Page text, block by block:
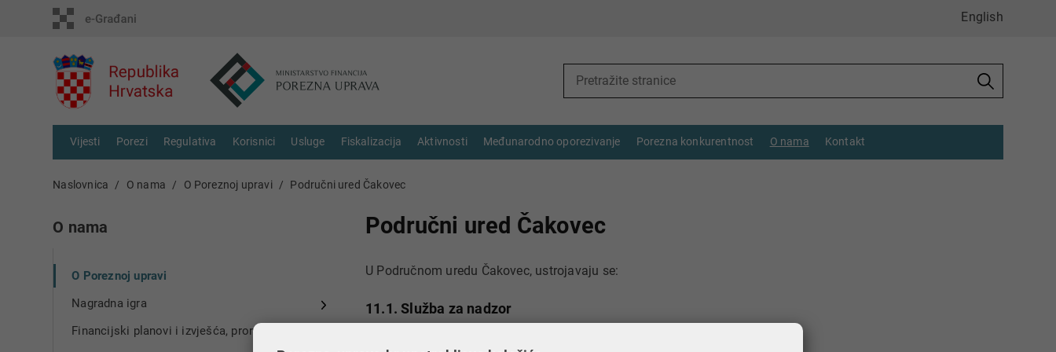
English
Vijesti Porezi Regulativa Korisnici Usluge Fiskalizacija Aktivnosti Međunarodno oporezivanje Porezna konkurentnost O nama Kontakt
Naslovnica O nama O Poreznoj upravi Područni ured Čakovec
O nama
O Poreznoj upravi
Nagradna igra
Financijski planovi i izvješća, proračun
Područni ured Čakovec
U Područnom uredu Čakovec, ustrojavaju se:
11.1. Služba za nadzor
11.2. Služba za naplatu i ovrhu